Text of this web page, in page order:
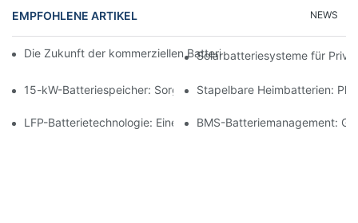
EMPFOHLENE ARTIKEL NEWS
Die Zukunft der kommerziellen Batteriespeicherung: Trends
Solarbatteriesysteme für
15-kW-Batteriespeicher: Sorgen Sie für eine sichere
Stapelbare Heimbatterien:
LFP-Batterietechnologie: Eine nachhaltige Wahl für die
BMS-Batteriemanagement: